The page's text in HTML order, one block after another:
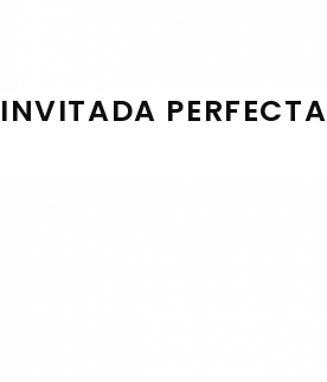
INVITADA PERFECTA